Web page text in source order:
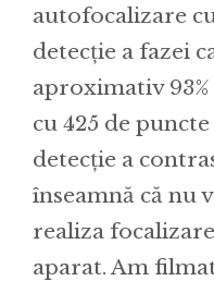
autofocalizare
detecție a fazei
aproximativ
cu 425 de
detecție a
înseamnă că nu
realiza
aparat. Am